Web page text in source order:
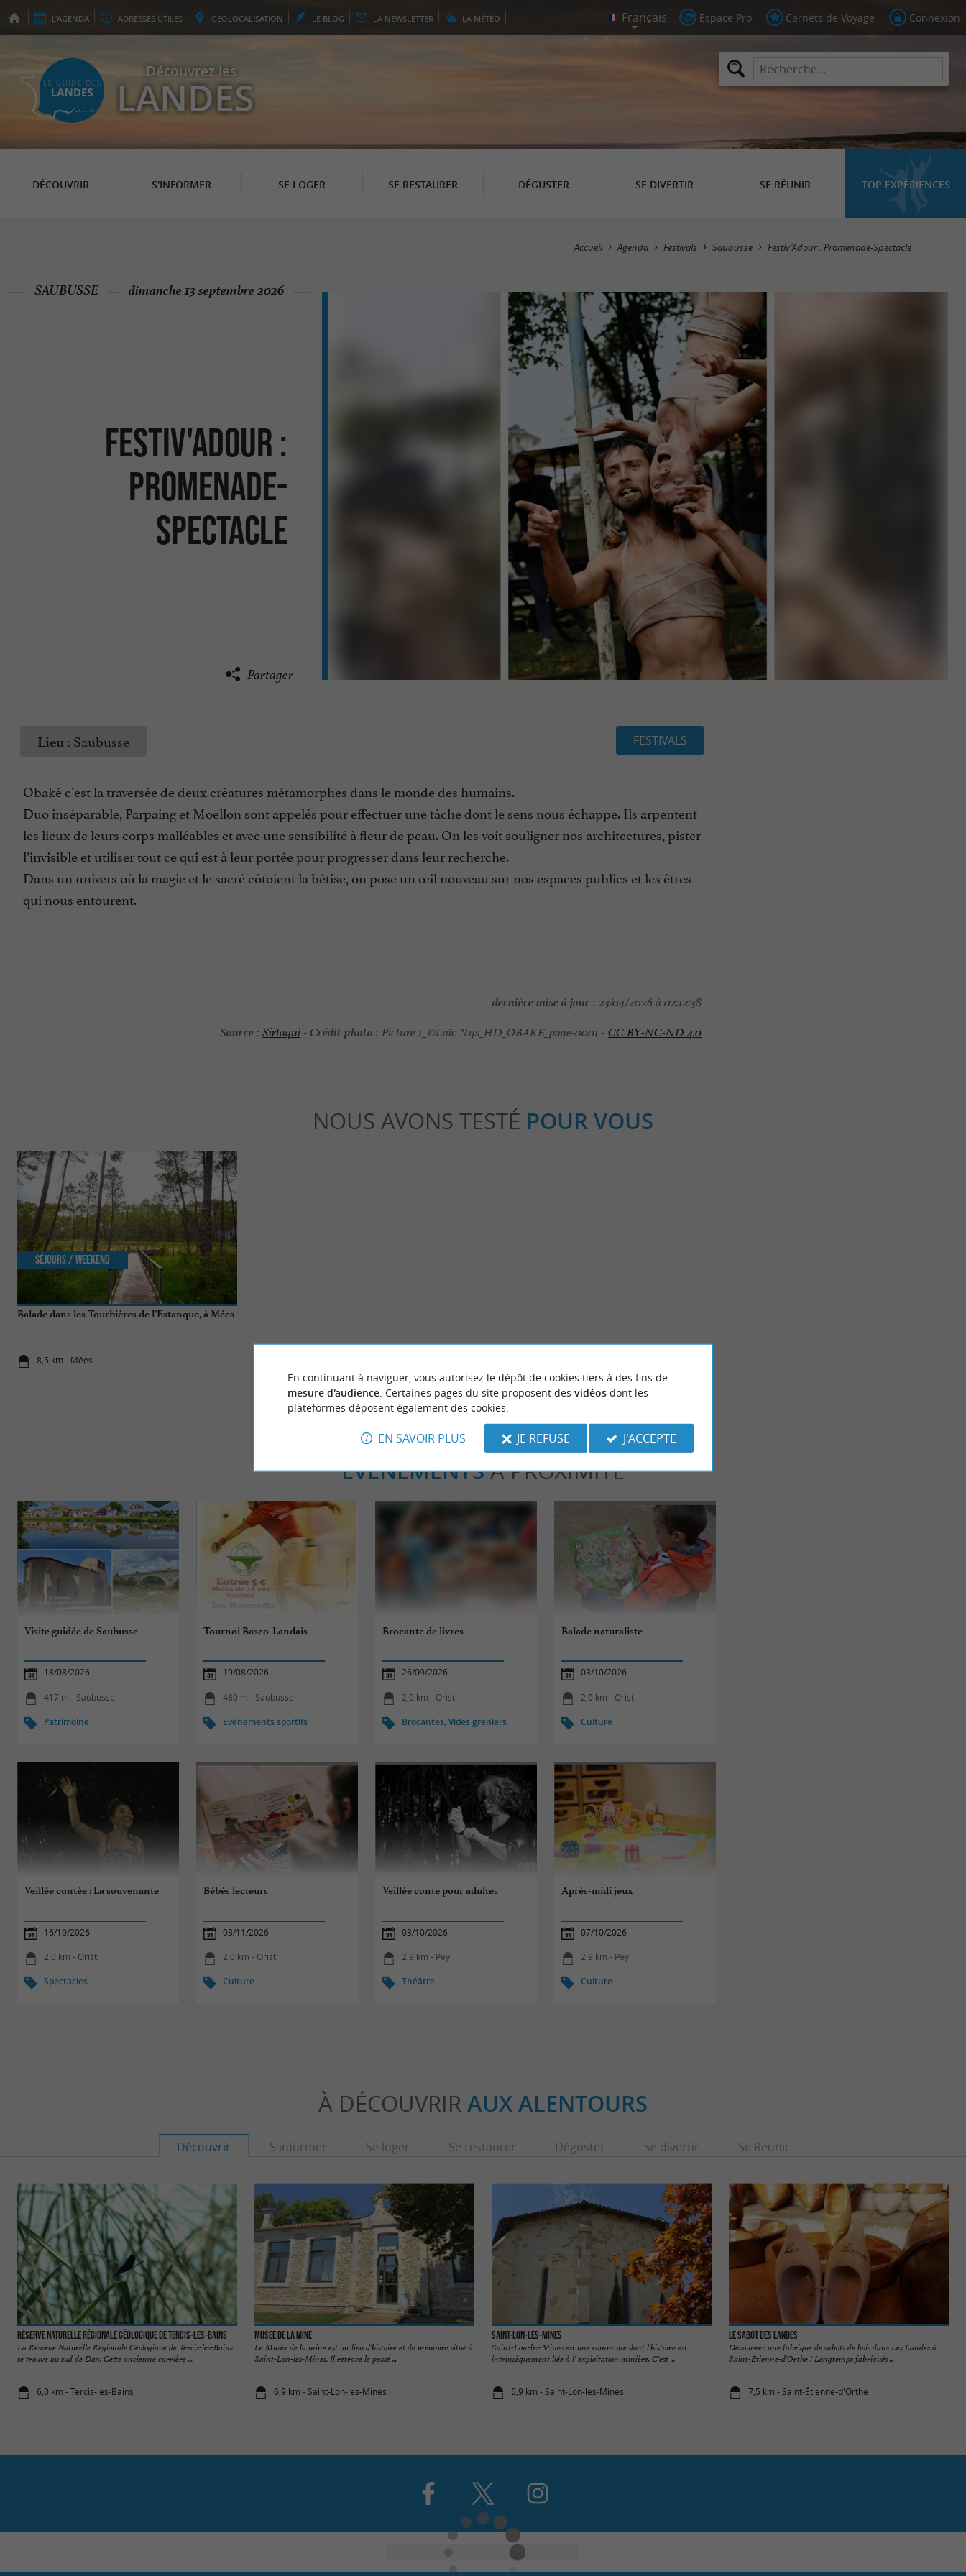
L'AGENDA ADRESSES UTILES GEOLOCALISATION LE BLOG LA NEWSLETTER LA MÉTÉO Espace Pro Carnets de Voyage Connexion
Découvrez les
LANDES
DÉCOUVRIR S'INFORMER SE LOGER SE RESTAURER DÉGUSTER SE DIVERTIR SE RÉUNIR TOP EXPÉRIENCES
Accueil Agenda Festivals Saubusse Festiv'Adour : Promenade-Spectacle
Festiv'Adour :
Promenade-
Spectacle
SAUBUSSE dimanche 13 septembre 2026
Partager
Lieu : Saubusse FESTIVALS
Obaké c’est la traversée de deux créatures métamorphes dans le monde des humains.
Duo inséparable, Parpaing et Moellon sont appelés pour effectuer une tâche dont le sens nous échappe. Ils arpentent
les lieux de leurs corps malléables et avec une sensibilité à fleur de peau. On les voit souligner nos architectures, pister
l’invisible et utiliser tout ce qui est à leur portée pour progresser dans leur recherche.
Dans un univers où la magie et le sacré côtoient la bêtise, on pose un œil nouveau sur nos espaces publics et les êtres
qui nous entourent.
dernière mise à jour : 23/04/2026 à 02:12:38
Source : Sirtaqui-Crédit photo : Picture 1_©Loïc Nys_HD_OBAKE_page-0001 -CC BY-NC-ND 4.0
NOUS AVONS TESTÉ POUR VOUS
Balade dans les Tourbières de l’Estanque, à Mées
8,5 km - Mées
Séjours / Weekend
ÉVÈNEMENTSÀ PROXIMITÉ
Visite guidée de Saubusse
18/08/2026
417 m - Saubusse
Patrimoine
Tournoi Basco-Landais
19/08/2026
480 m - Saubusse
Evènements sportifs
Brocante de livres
26/09/2026
2,0 km - Orist
Brocantes, Vides greniers
Balade naturaliste
03/10/2026
2,0 km - Orist
Culture
Veillée contée : La souvenante
16/10/2026
2,0 km - Orist
Spectacles
Bébés lecteurs
03/11/2026
2,0 km - Orist
Culture
Veillée conte pour adultes
03/10/2026
2,9 km - Pey
Théâtre
Après-midi jeux
07/10/2026
2,9 km - Pey
Culture
À DÉCOUVRIR AUX ALENTOURS
Découvrir S'informer Se loger Se restaurer Déguster Se divertir Se Réunir
Réserve naturelle régionale géologique de Tercis-les-Bains
La Réserve Naturelle Régionale Géologique de Tercis-les-Bains
se trouve au sud de Dax. Cette ancienne carrière ...
6,0 km - Tercis-les-Bains
Musee de la mine
Le Musée de la mine est un lieu d'histoire et de mémoire situé à
Saint-Lon-les-Mines. Il retrace le passé ...
6,9 km - Saint-Lon-les-Mines
Saint-Lon-les-Mines
Saint-Lon-les-Mines est une commune dont l'histoire est
intrinsèquement liée à l' exploitation minière. C'est ...
6,9 km - Saint-Lon-les-Mines
Le Sabot des Landes
Découvrez une fabrique de sabots de bois dans Les Landes à
Saint-Étienne-d'Orthe ! Longtemps fabriqués ...
7,5 km - Saint-Étienne-d'Orthe
En continuant à naviguer, vous autorisez le dépôt de cookies tiers à des fins de
mesure d'audience. Certaines pages du site proposent des vidéosdont les
plateformes déposent également des cookies.
EN SAVOIR PLUS JE REFUSE J'ACCEPTE